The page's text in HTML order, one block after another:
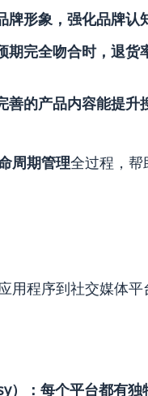
形象，强化品牌认
期完全吻合时，退货
善的产品内容能提升
周期管理全过程，帮
用程序到社交媒体
）：每个平台都有